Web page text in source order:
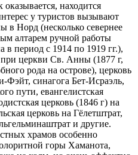
находится
у туристов вызывают
в Норд (несколько севернее
алтарем ручной работы
в период с 1914 по 1919 гг.),
церкви Св. Анны (1877 г,
рода на острове), церковь
синагога Бет-Исраэль,
пути, евангелистская
церковь (1846 г) на
церковь на Гёлетштрат,
и другие.
храмов особенно
горы Хаманота,